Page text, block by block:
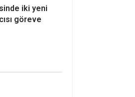
iki yeni
göreve